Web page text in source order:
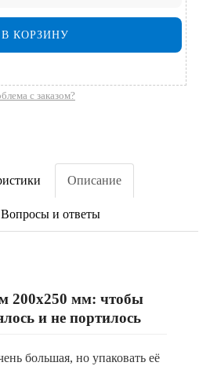
В КОРЗИНУ
с заказом?
Описание
Вопросы и ответы
200x250 мм: чтобы
и не портилось
большая, но упаковать её